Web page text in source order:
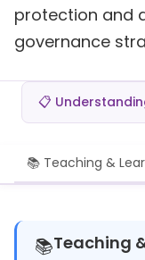
protection and
governance
📋
📚 Teaching &
📚Teaching